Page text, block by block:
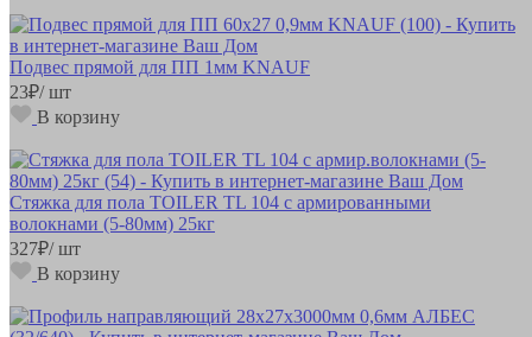
Подвес прямой для ПП 1мм KNAUF
23₽/ шт
В корзину
Стяжка для пола TOILER TL 104 с армированными
волокнами (5-80мм) 25кг
327₽/ шт
В корзину